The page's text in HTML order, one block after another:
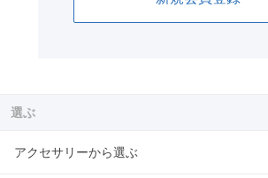
選ぶ
アクセサリーから選ぶ